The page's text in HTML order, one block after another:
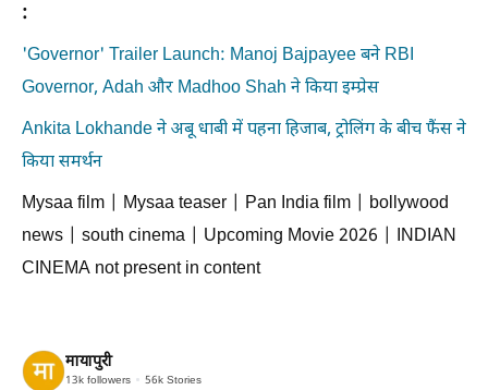
:
'Governor' Trailer Launch: Manoj Bajpayee बने RBI
Governor, Adah और Madhoo Shah ने किया इम्प्रेस
Ankita Lokhande ने अबू धाबी में पहना हिजाब, ट्रोलिंग के बीच फैंस ने
किया समर्थन
Mysaa film | Mysaa teaser | Pan India film | bollywood
news | south cinema | Upcoming Movie 2026 | INDIAN
CINEMA not present in content
मायापुरी
13k followers 56k Stories